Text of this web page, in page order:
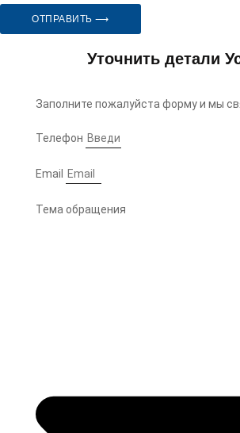
ОТПРАВИТЬ ⟶
Уточнить детали
Заполните пожалуйста форму и мы
Телефон
Email
Тема обращения